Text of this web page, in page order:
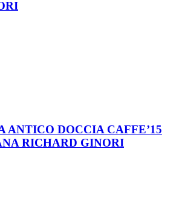
ANTICO DOCCIA CAFFE’15
RICHARD GINORI